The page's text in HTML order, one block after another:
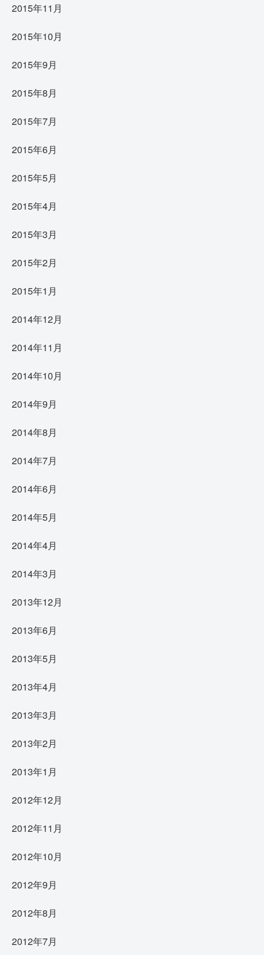
2015年11月
2015年10月
2015年9月
2015年8月
2015年7月
2015年6月
2015年5月
2015年4月
2015年3月
2015年2月
2015年1月
2014年12月
2014年11月
2014年10月
2014年9月
2014年8月
2014年7月
2014年6月
2014年5月
2014年4月
2014年3月
2013年12月
2013年6月
2013年5月
2013年4月
2013年3月
2013年2月
2013年1月
2012年12月
2012年11月
2012年10月
2012年9月
2012年8月
2012年7月